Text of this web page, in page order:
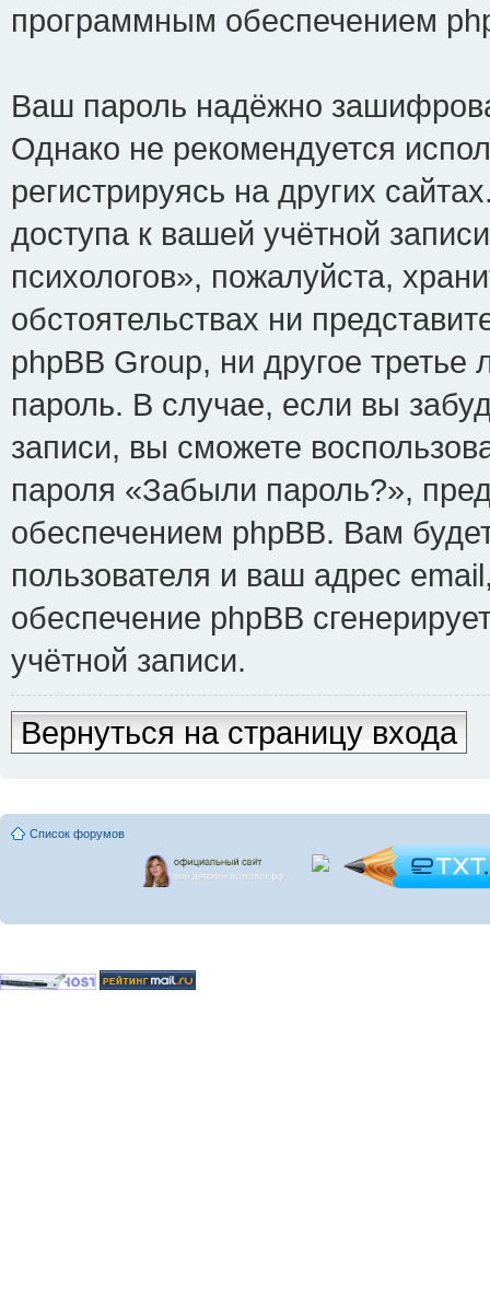
программным обеспечением
Ваш пароль надёжно
Однако не рекомендуется
регистрируясь на других
доступа к вашей учётной
психологов», пожалуйста,
обстоятельствах ни
phpBB Group, ни другое
пароль. В случае, если вы
записи, вы сможете
пароля «Забыли пароль?»,
обеспечением phpBB. Вам
пользователя и ваш адрес
обеспечение phpBB
учётной записи.
Вернуться на страницу входа
Список форумов